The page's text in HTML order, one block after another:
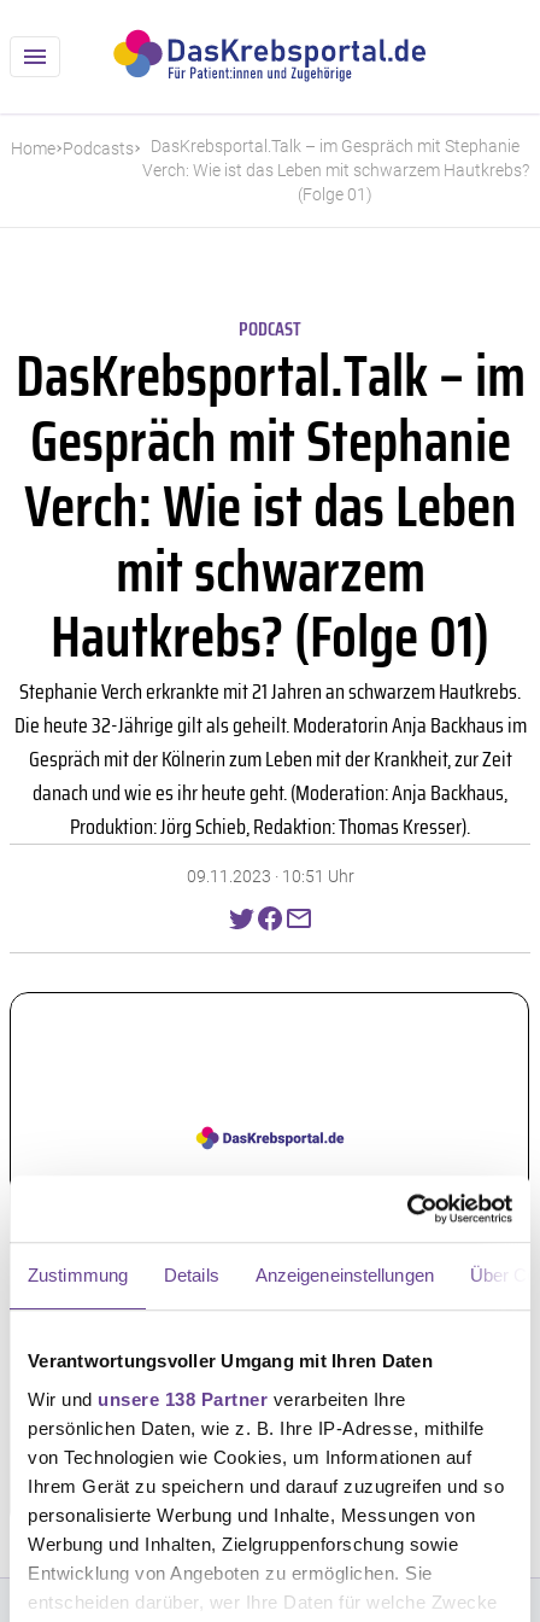
Zustimmung Details Anzeigeneinstellungen Über
Verantwortungsvoller Umgang mit Ihren Daten
Wir und unsere 138 Partner verarbeiten Ihre
persönlichen Daten, wie z. B. Ihre IP-Adresse, mithilfe
von Technologien wie Cookies, um Informationen auf
Ihrem Gerät zu speichern und darauf zuzugreifen und so
personalisierte Werbung und Inhalte, Messungen von
Werbung und Inhalten, Zielgruppenforschung sowie
Entwicklung von Angeboten zu ermöglichen. Sie
entscheiden darüber, wer Ihre Daten für welche Zwecke
Home Podcasts
DasKrebsportal.Talk – im Gespräch mit Stephanie
Verch: Wie ist das Leben mit schwarzem Hautkrebs?
(Folge 01)
PODCAST
DasKrebsportal.Talk – im
Gespräch mit Stephanie
Verch: Wie ist das Leben
mit schwarzem
Hautkrebs? (Folge 01)
Stephanie Verch erkrankte mit 21 Jahren an schwarzem Hautkrebs.
Die heute 32-Jährige gilt als geheilt. Moderatorin Anja Backhaus im
Gespräch mit der Kölnerin zum Leben mit der Krankheit, zur Zeit
danach und wie es ihr heute geht. (Moderation: Anja Backhaus,
Produktion: Jörg Schieb, Redaktion: Thomas Kresser).
09.11.2023 · 10:51 Uhr